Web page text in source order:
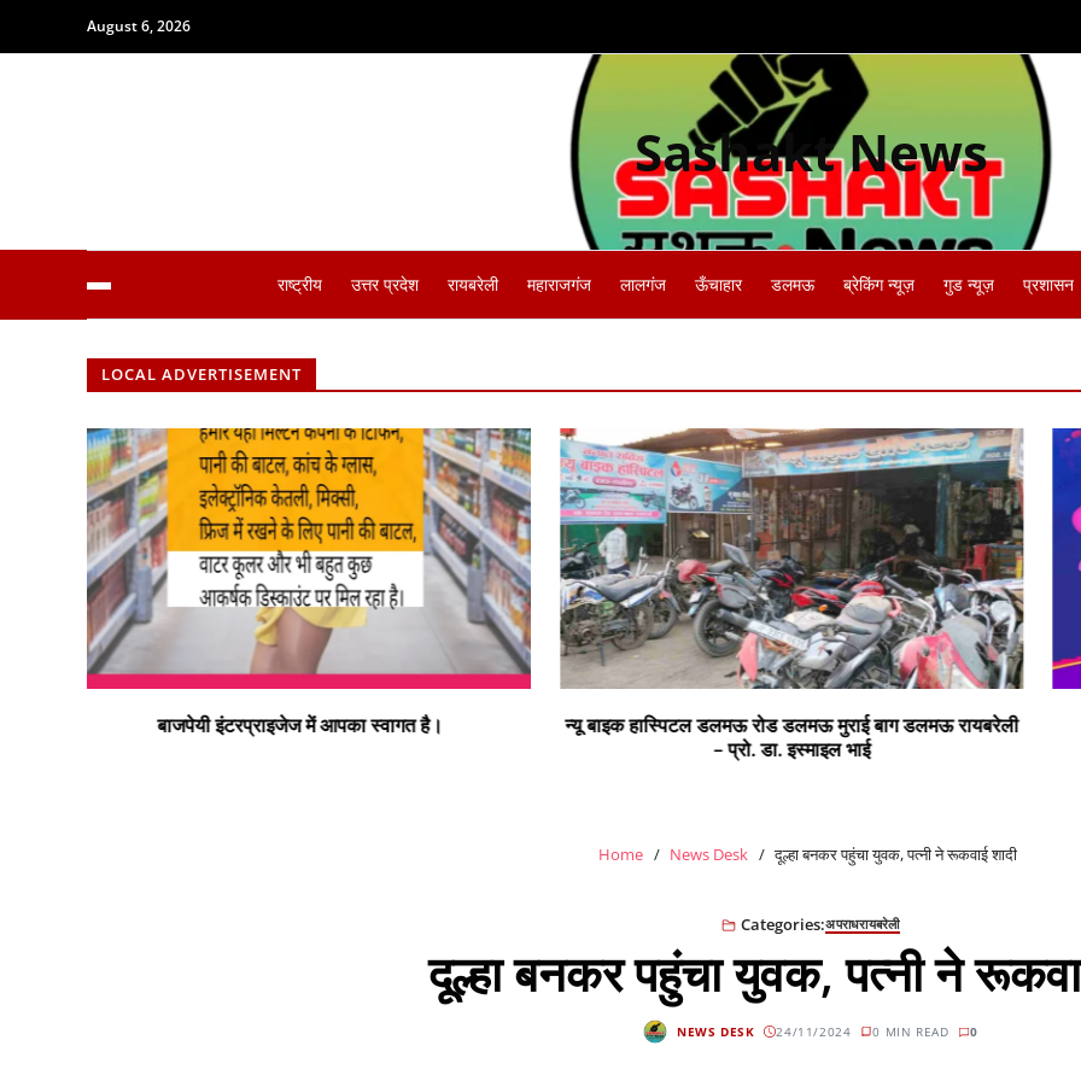
August 6, 2026
Sashakt News
राष्ट्रीय उत्तर प्रदेश रायबरेली महाराजगंज लालगंज ऊँचाहार डलमऊ ब्रेकिंग न्यूज़ गुड न्यूज़ प्रशासन
LOCAL ADVERTISEMENT
न्यू बाइक हास्पिटल डलमऊ रोड डलमऊ मुराई बाग डलमऊ रायबरेली
सभी क्षेत्र वासियों को रंगों के पर्व होली की हार्दिक शुभकामनाएं
Home News Desk दूल्हा बनकर पहुंचा युवक, पत्नी ने रूकवाई शादी
Categories:अपराधरायबरेली
दूल्हा बनकर पहुंचा युवक, पत्नी ने
NEWS DESK 24/11/2024 0 MIN READ 0